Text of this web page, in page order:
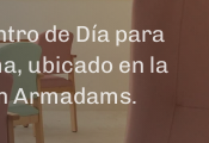
de Día para
ubicado en la
Armadams.